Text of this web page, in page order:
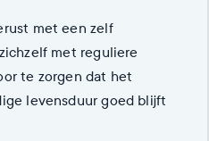
met een zelf
met reguliere
te zorgen dat het
levensduur goed blijft